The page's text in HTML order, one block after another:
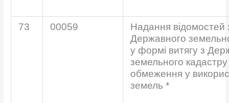
73 00059
Надання відомостей
Державного
у формі витягу з
земельного
обмеження у
земель *